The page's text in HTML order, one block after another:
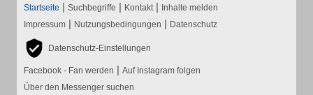
Startseite | Suchbegriffe | Kontakt | Inhalte melden
Impressum | Nutzungsbedingungen | Datenschutz
Datenschutz-Einstellungen
Facebook - Fan werden | Auf Instagram folgen
Über den Messenger suchen